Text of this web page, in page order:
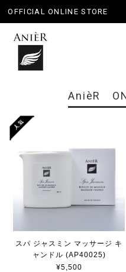
OFFICIAL ONLINE STORE
AnièR
スパ ジャスミン マッサージ キ
ャンドル (AP40025)
¥5,500